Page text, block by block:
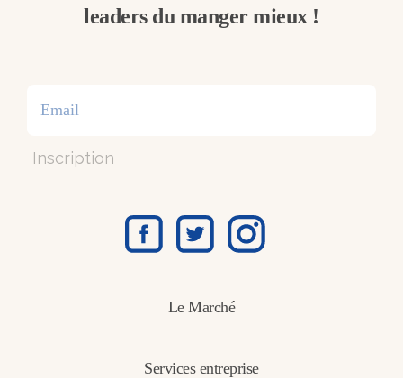
leaders du manger mieux !
Inscription
Le Marché
Services entreprise